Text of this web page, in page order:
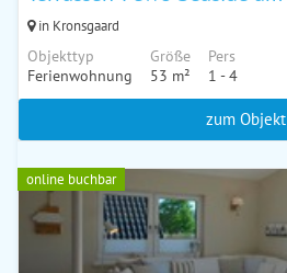
in Kronsgaard
Objekttyp
Ferienwohnung
Größe
53 m²
Pers
1 - 4
zum Objekt
online buchbar